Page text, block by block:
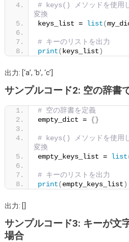
# keys() メソッドを使用
変換
keys_list = list(
# キーのリストを出力
print( keys_list)
出力: [‘a’, ‘b’, ‘c’]
サンプルコード2: 空の辞書
# 空の辞書を定義
empty_dict = {}
# keys() メソッドを使用
変換
empty_keys_list = list
# キーのリストを出力
print(empty_keys_list)
出力: []
サンプルコード3: キーが文
場合